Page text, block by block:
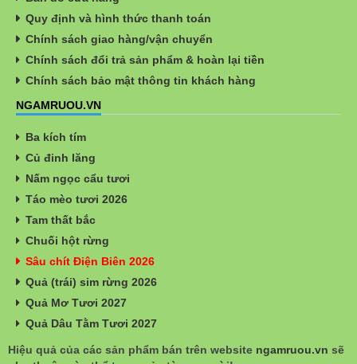
Quy định và hình thức thanh toán
Chính sách giao hàng/vận chuyển
Chính sách đổi trả sản phẩm & hoàn lại tiền
Chính sách bảo mật thông tin khách hàng
NGAMRUOU.VN
Ba kích tím
Củ đinh lăng
Nấm ngọc cẩu tươi
Táo mèo tươi 2026
Tam thất bắc
Chuối hột rừng
Sâu chít Điện Biên 2026
Quả (trái) sim rừng 2026
Quả Mơ Tươi 2027
Quả Dâu Tằm Tươi 2027
Hiệu quả của các sản phẩm bán trên website ngamruou.vn sẽ